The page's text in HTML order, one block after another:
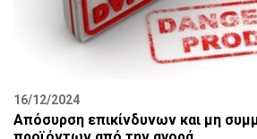
16/12/2024
Απόσυρση επικίνδυνων και μη